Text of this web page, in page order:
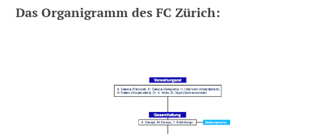
Das Organigramm des FC Zürich: